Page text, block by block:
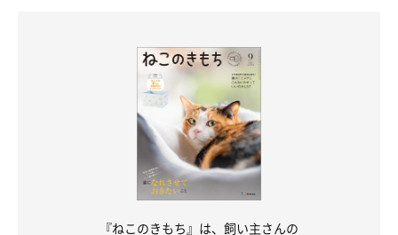
『ねこのきもち』は、飼い主さんの